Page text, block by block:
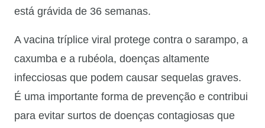
está grávida de 36 semanas.
A vacina tríplice viral protege contra o sarampo, a
caxumba e a rubéola, doenças altamente
infecciosas que podem causar sequelas graves.
É uma importante forma de prevenção e contribui
para evitar surtos de doenças contagiosas que